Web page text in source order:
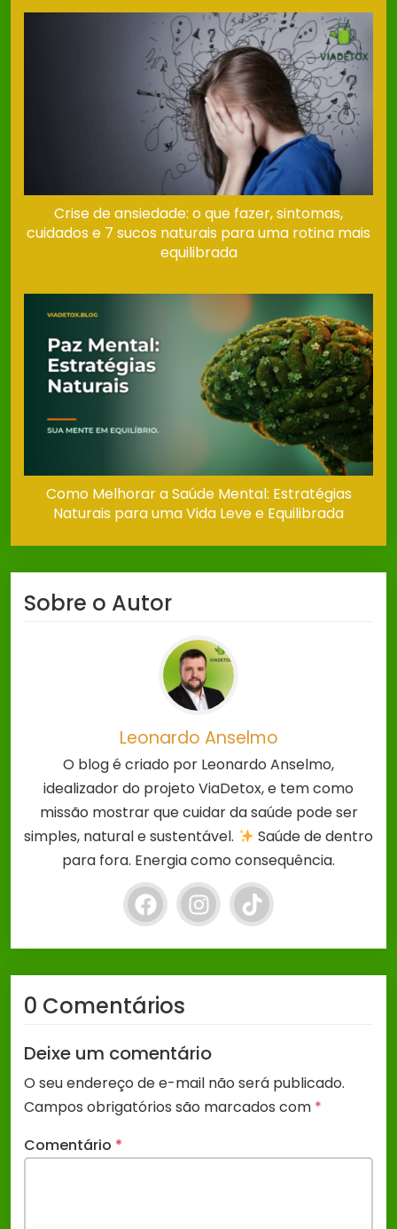
Crise de ansiedade: o que fazer, sintomas,
cuidados e 7 sucos naturais para uma rotina mais
equilibrada
Como Melhorar a Saúde Mental: Estratégias
Naturais para uma Vida Leve e Equilibrada
Sobre o Autor
Leonardo Anselmo
O blog é criado por Leonardo Anselmo,
idealizador do projeto ViaDetox, e tem como
missão mostrar que cuidar da saúde pode ser
simples, natural e sustentável.
Saúde de dentro
para fora. Energia como consequência.
0 Comentários
Deixe um comentário
O seu endereço de e-mail não será publicado.
Campos obrigatórios são marcados com *
Comentário *